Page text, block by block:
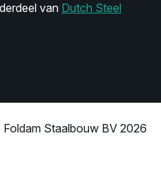
van Dutch Steel
Staalbouw BV 2026